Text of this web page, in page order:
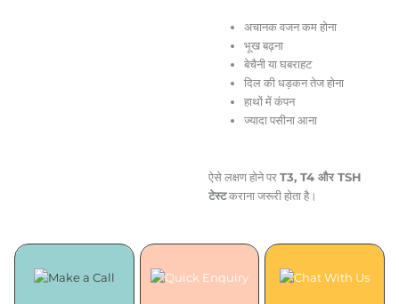
अचानक वजन कम होना
भूख बढ़ना
बेचैनी या घबराहट
दिल की धड़कन तेज होना
हाथों में कंपन
ज्यादा पसीना आना
ऐसे लक्षण होने परT3, T4 और TSH
टेस्टकराना जरूरी होता है।